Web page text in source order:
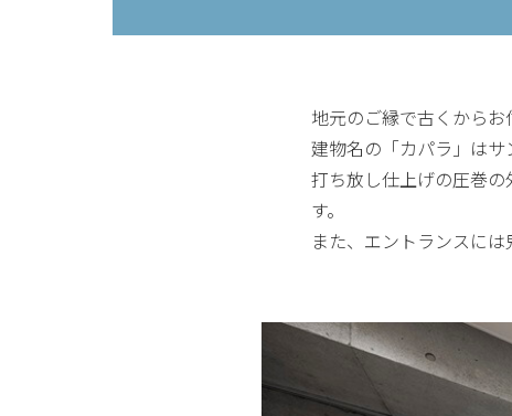
地元のご縁で古くからお
建物名の「カパラ」はサ
打ち放し仕上げの圧巻
す。
また、エントランスには